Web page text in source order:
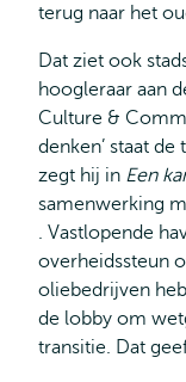
terug naar het
Dat ziet ook
hoogleraar aan
Culture &
denken’ staat
zegt hij in Een
samenwerking
Opent
extern
. Vastlopende
overheidssteun
oliebedrijven
de lobby om
transitie. Dat